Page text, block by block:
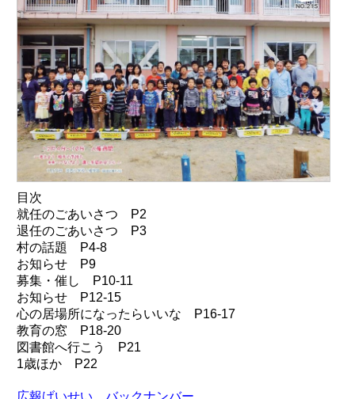
目次
就任のごあいさつ P2
退任のごあいさつ P3
村の話題 P4-8
お知らせ P9
募集・催し P10-11
お知らせ P12-15
心の居場所になったらいいな P16-17
教育の窓 P18-20
図書館へ行こう P21
1歳ほか P22